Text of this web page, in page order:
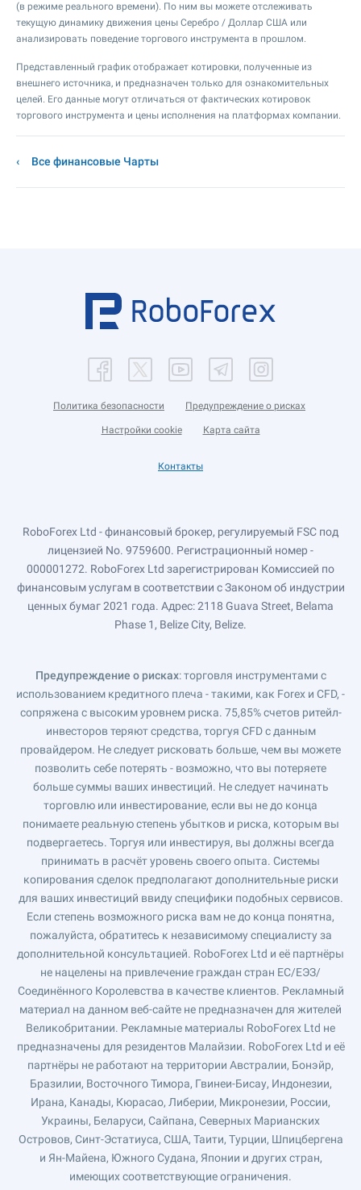
(в режиме реального времени). По ним вы можете отслеживать
текущую динамику движения цены Серебро / Доллар США или
анализировать поведение торгового инструмента в прошлом.
Представленный график отображает котировки, полученные из
внешнего источника, и предназначен только для ознакомительных
целей. Его данные могут отличаться от фактических котировок
торгового инструмента и цены исполнения на платформах компании.
Все финансовые Чарты
Политика безопасности Предупреждение о рисках
Настройки cookie Карта сайта
Контакты
RoboForex Ltd - финансовый брокер, регулируемый FSC под
лицензией No. 9759600. Регистрационный номер -
000001272. RoboForex Ltd зарегистрирован Комиссией по
финансовым услугам в соответствии с Законом об индустрии
ценных бумаг 2021 года. Адрес: 2118 Guava Street, Belama
Phase 1, Belize City, Belize.
Предупреждение о рисках: торговля инструментами с
использованием кредитного плеча - такими, как Forex и CFD, -
сопряжена с высоким уровнем риска. 75,85% счетов ритейл-
инвесторов теряют средства, торгуя CFD с данным
провайдером. Не следует рисковать больше, чем вы можете
позволить себе потерять - возможно, что вы потеряете
больше суммы ваших инвестиций. Не следует начинать
торговлю или инвестирование, если вы не до конца
понимаете реальную степень убытков и риска, которым вы
подвергаетесь. Торгуя или инвестируя, вы должны всегда
принимать в расчёт уровень своего опыта. Системы
копирования сделок предполагают дополнительные риски
для ваших инвестиций ввиду специфики подобных сервисов.
Если степень возможного риска вам не до конца понятна,
пожалуйста, обратитесь к независимому специалисту за
дополнительной консультацией. RoboForex Ltd и её партнёры
не нацелены на привлечение граждан стран ЕС/ЕЭЗ/
Соединённого Королевства в качестве клиентов. Рекламный
материал на данном веб-сайте не предназначен для жителей
Великобритании. Рекламные материалы RoboForex Ltd не
предназначены для резидентов Малайзии. RoboForex Ltd и её
партнёры не работают на территории Австралии, Бонэйр,
Бразилии, Восточного Тимора, Гвинеи-Бисау, Индонезии,
Ирана, Канады, Кюрасао, Либерии, Микронезии, России,
Украины, Беларуси, Сайпана, Северных Марианских
Островов, Синт-Эстатиуса, США, Таити, Турции, Шпицбергена
и Ян-Майена, Южного Судана, Японии и других стран,
имеющих соответствующие ограничения.